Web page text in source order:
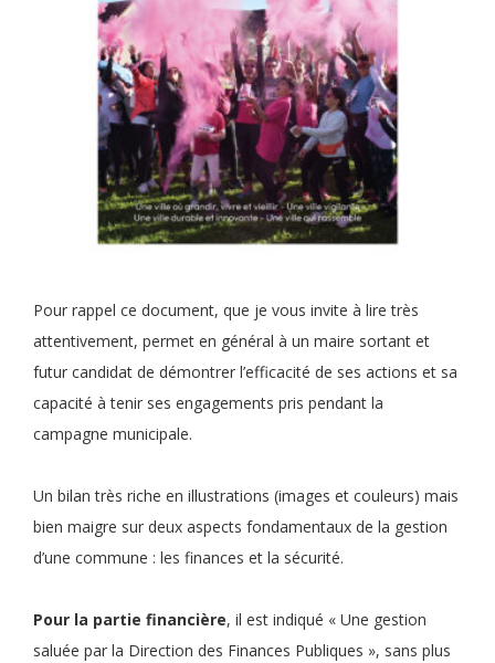
Pour rappel ce document, que je vous invite à lire très
attentivement, permet en général à un maire sortant et
futur candidat de démontrer l’efficacité de ses actions et sa
capacité à tenir ses engagements pris pendant la
campagne municipale.
Un bilan très riche en illustrations (images et couleurs) mais
bien maigre sur deux aspects fondamentaux de la gestion
d’une commune : les finances et la sécurité.
Pour la partie financière, il est indiqué « Une gestion
saluée par la Direction des Finances Publiques », sans plus